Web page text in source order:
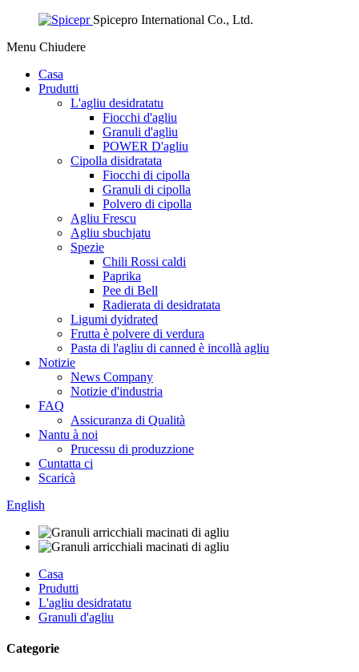
Spicepro International Co., Ltd.
Menu Chiudere
Casa
Prudutti
L'agliu desidratatu
Fiocchi d'agliu
Granuli d'agliu
POWER D'agliu
Cipolla disidratata
Fiocchi di cipolla
Granuli di cipolla
Polvero di cipolla
Agliu Frescu
Agliu sbuchjatu
Spezie
Chili Rossi caldi
Paprika
Pee di Bell
Radierata di desidratata
Ligumi dyidrated
Frutta è polvere di verdura
Pasta di l'agliu di canned è incollà agliu
Notizie
News Company
Notizie d'industria
FAQ
Assicuranza di Qualità
Nantu à noi
Prucessu di produzzione
Cuntatta ci
Scaricà
English
Casa
Prudutti
L'agliu desidratatu
Granuli d'agliu
Categorie